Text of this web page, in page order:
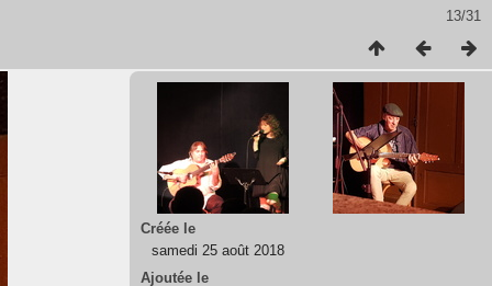
13/31
Créée le
samedi 25 août 2018
Ajoutée le